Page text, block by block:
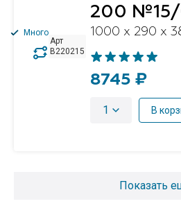
Арт
B220215
Много
200
1000 x 290 x
8745 ₽
1 В
Показать